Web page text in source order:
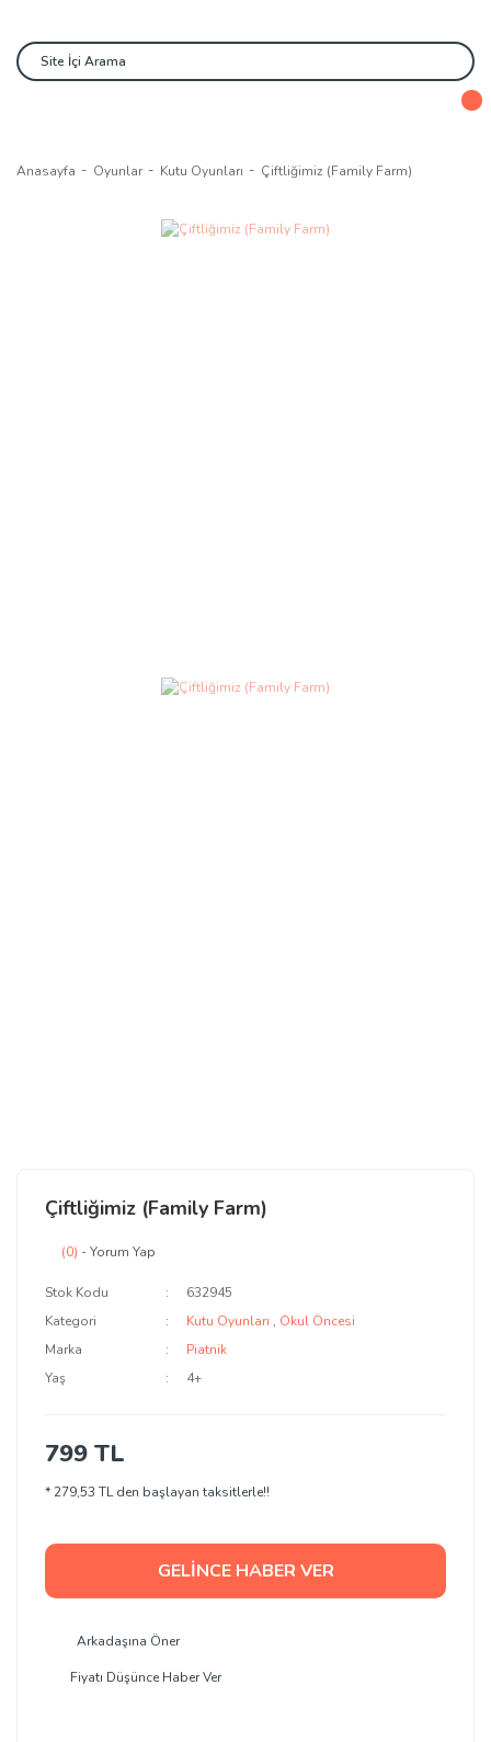
Anasayfa Oyunlar Kutu Oyunları Çiftliğimiz (Family Farm)
Çiftliğimiz (Family Farm)
(0) - Yorum Yap
Stok Kodu
632945
Kategori
Kutu Oyunları , Okul Öncesi
Marka
Piatnik
Yaş
4+
799 TL
* 279,53 TL den başlayan taksitlerle!!
GELİNCE HABER VER
Arkadaşına Öner
Fiyatı Düşünce Haber Ver